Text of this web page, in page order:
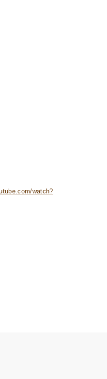
watch?